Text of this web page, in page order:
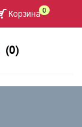
(0)
Корзина 0